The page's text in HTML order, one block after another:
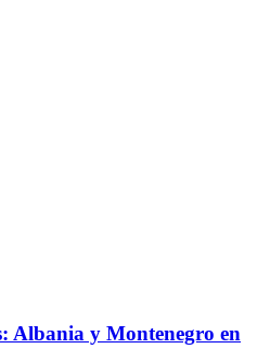
Albania y Montenegro en